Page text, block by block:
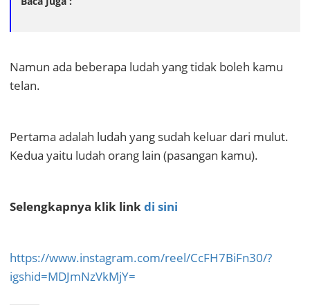
Namun ada beberapa ludah yang tidak boleh kamu
telan.
Pertama adalah ludah yang sudah keluar dari mulut.
Kedua yaitu ludah orang lain (pasangan kamu).
Selengkapnya klik linkdi sini
https://www.instagram.com/reel/CcFH7BiFn30/?
igshid=MDJmNzVkMjY=